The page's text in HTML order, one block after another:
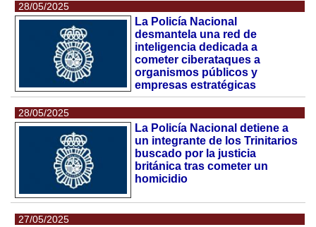
28/05/2025
La Policía Nacional
desmantela una red de
inteligencia dedicada a
cometer ciberataques a
organismos públicos y
empresas estratégicas
28/05/2025
La Policía Nacional detiene a
un integrante de los Trinitarios
buscado por la justicia
británica tras cometer un
homicidio
27/05/2025